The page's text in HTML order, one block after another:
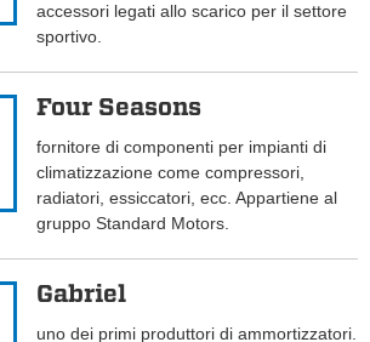
accessori legati allo scarico per il settore
sportivo.
Four Seasons
fornitore di componenti per impianti di
climatizzazione come compressori,
radiatori, essiccatori, ecc. Appartiene al
gruppo Standard Motors.
Gabriel
uno dei primi produttori di ammortizzatori.